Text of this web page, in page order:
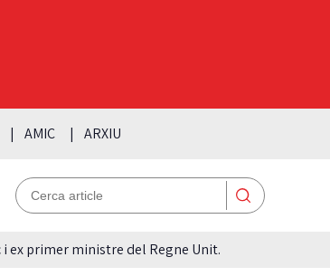
AMIC ARXIU
primer ministre del Regne Unit.